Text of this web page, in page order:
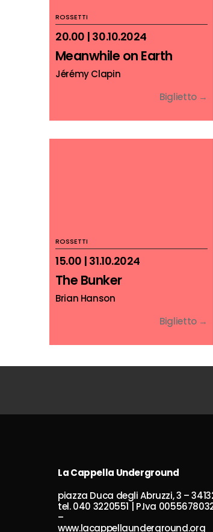
ROSSETTI
20.00 | 30.10.2024
Meanwhile on Earth
Jérémy Clapin
Biglietto →
ROSSETTI
15.00 | 31.10.2024
The Bunker
Brian Hanson
Biglietto →
La Cappella Underground
piazza Duca degli Abruzzi, 3 –
tel. 040 3220551 | P.Iva
–
www.lacappellaunderground.org